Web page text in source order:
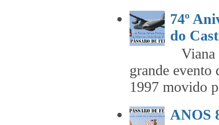
74º
do
Viana
grande evento
1997 movido
ANOS